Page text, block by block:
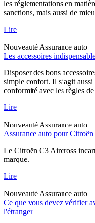
les réglementations en
sanctions, mais aussi de
Lire
Nouveauté Assurance auto
Les accessoires
Disposer des bons
simple confort. Il s’agit
conformité avec les règles
Lire
Nouveauté Assurance auto
Assurance auto pour
Le Citroën C3 Aircross
marque.
Lire
Nouveauté Assurance auto
Ce que vous devez vérifier
l'étranger